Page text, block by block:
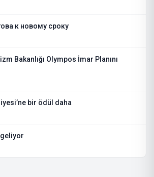
к новому сроку
Bakanlığı Olympos İmar Planını
bir ödül daha